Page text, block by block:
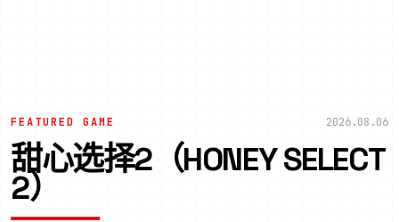
FEATURED GAME 2026.08.06
甜心选择2（HONEY SELECT
2）